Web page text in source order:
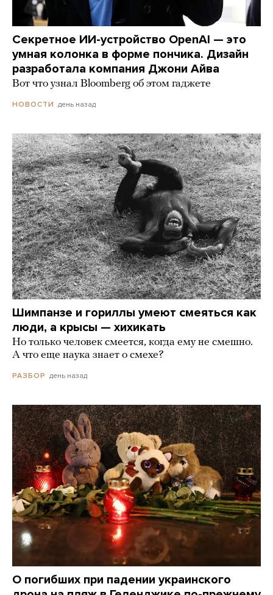
Секретное ИИ-устройство OpenAI — это
умная колонка в форме пончика. Дизайн
разработала компания Джони Айва
Вот что узнал Bloomberg об этом гаджете
НОВОСТИ день назад
Шимпанзе и гориллы умеют смеяться как
люди, а крысы — хихикать
Но только человек смеется, когда ему не смешно.
А что еще наука знает о смехе?
РАЗБОР день назад
О погибших при падении украинского